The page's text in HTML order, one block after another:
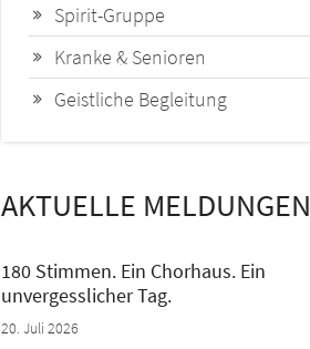
Spirit-Gruppe
Kranke & Senioren
Geistliche Begleitung
AKTUELLE MELDUNGEN
180 Stimmen. Ein Chorhaus. Ein
unvergesslicher Tag.
20. Juli 2026